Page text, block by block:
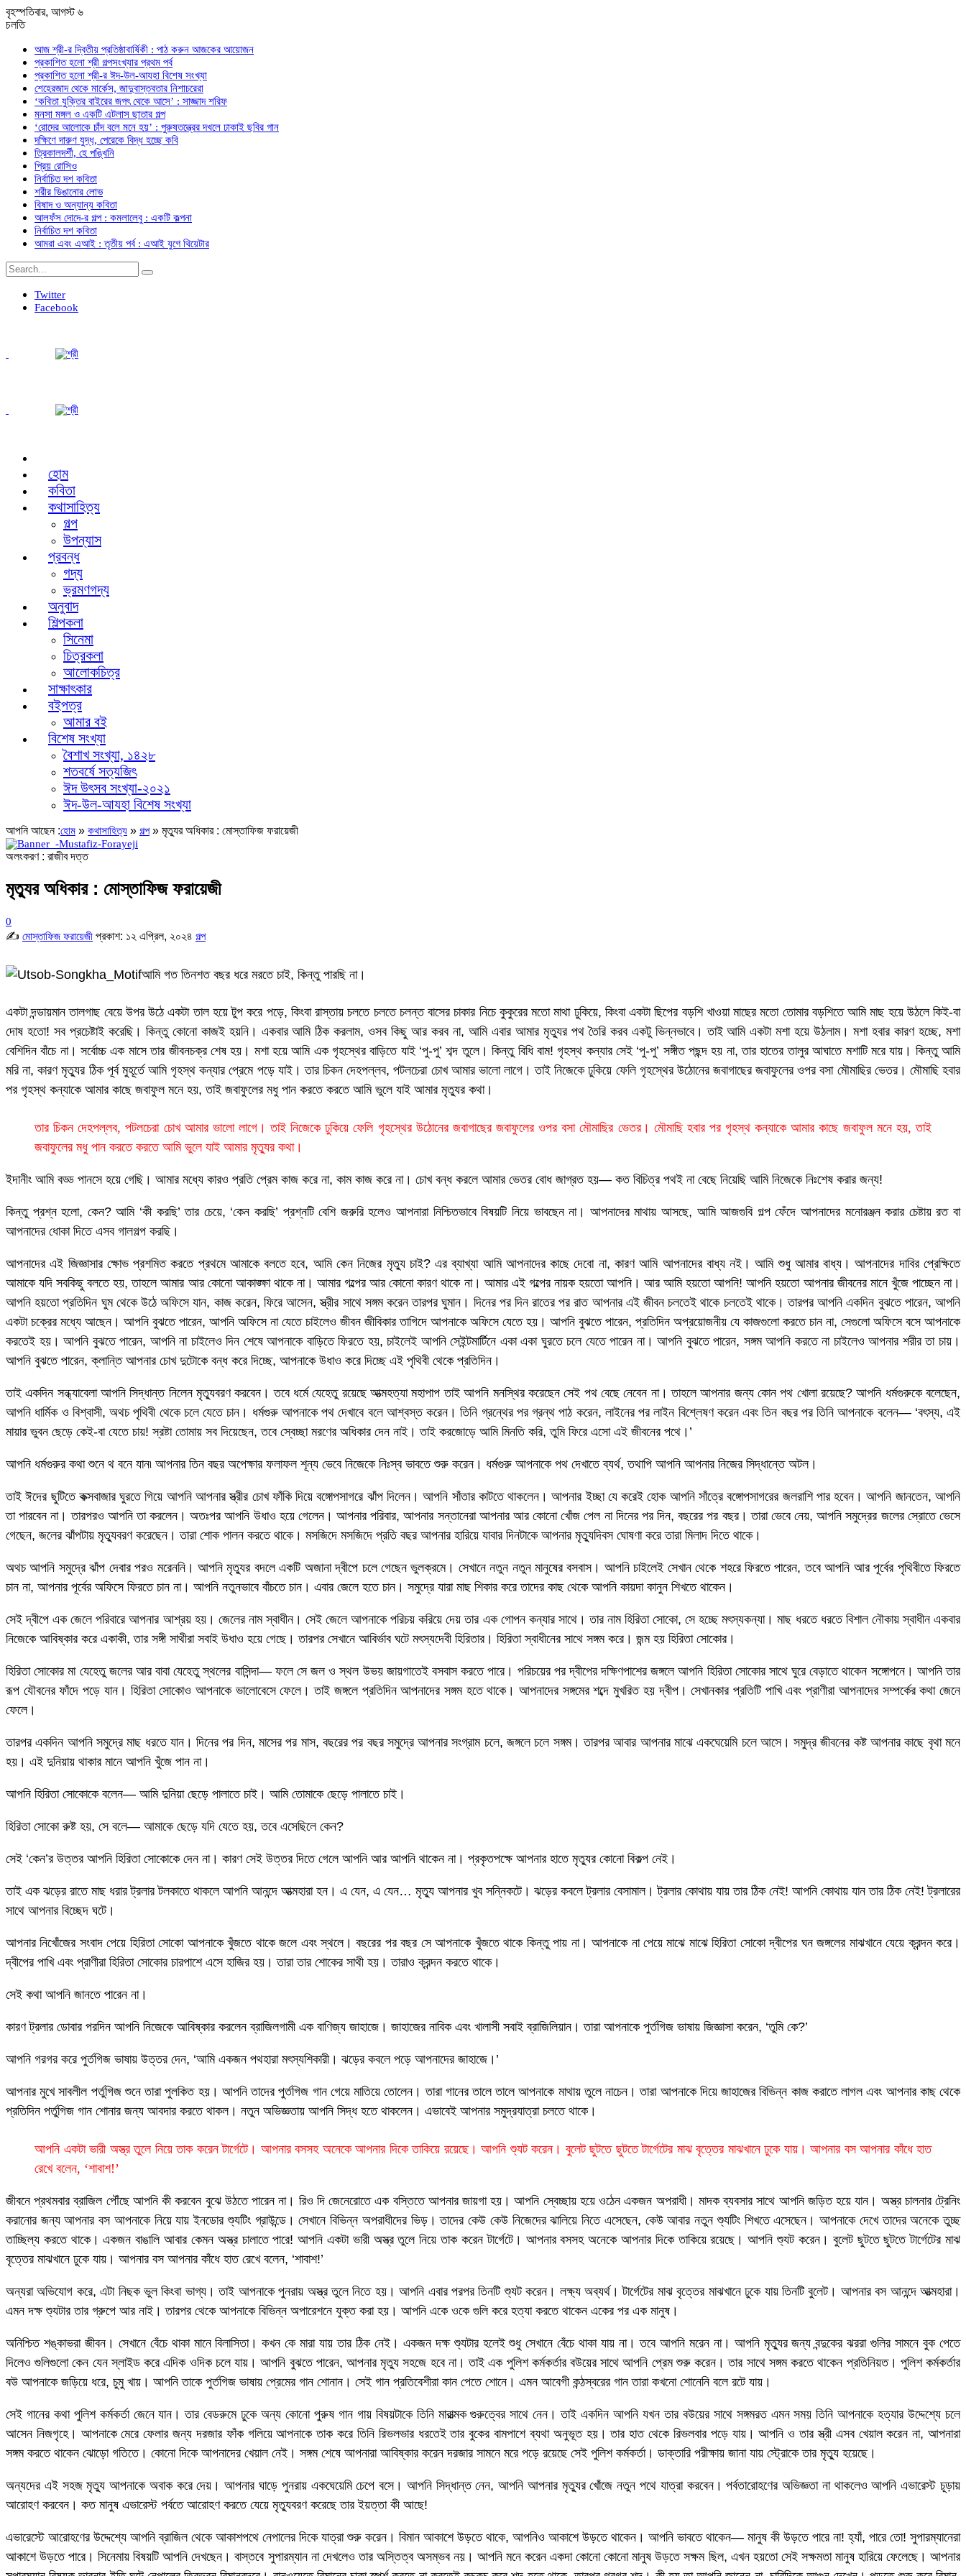
বৃহস্পতিবার, আগস্ট ৬
চলতি
আজ শ্রী-র দ্বিতীয় প্রতিষ্ঠাবার্ষিকী : পাঠ করুন আজকের আয়োজন
প্রকাশিত হলো শ্রী গল্পসংখ্যার প্রথম পর্ব
প্রকাশিত হলো শ্রী-র ঈদ-উল-আযহা বিশেষ সংখ্যা
শেহেরজাদ থেকে মার্কেস, জাদুবাস্তবতার নিশাচরেরা
‘কবিতা যুক্তির বাইরের জগৎ থেকে আসে’ : সাজ্জাদ শরিফ
মনসা মঙ্গল ও একটি এটলাস ছাতার গল্প
‘রোদের আলোকে চাঁদ বলে মনে হয়’ : পুরুষতন্ত্রের দখলে ঢাকাই ছবির গান
দক্ষিণে দারুণ যুদ্ধ, পেরেকে বিদ্ধ হচ্ছে কবি
ত্রিকালদর্শী, হে পঙ্খিনি
প্রিয় রোসিও
নির্বাচিত দশ কবিতা
শরীর ডিঙানোর লোভ
বিষাদ ও অন্যান্য কবিতা
আলফঁস দোদে-র গল্প : কমলালেবু : একটি কল্পনা
নির্বাচিত দশ কবিতা
আমরা এবং এআই : তৃতীয় পর্ব : এআই যুগে থিয়েটার
Twitter
Facebook
হোম
কবিতা
কথাসাহিত্য
গল্প
উপন্যাস
প্রবন্ধ
গদ্য
ভ্রমণগদ্য
অনুবাদ
শিল্পকলা
সিনেমা
চিত্রকলা
আলোকচিত্র
সাক্ষাৎকার
বইপত্র
আমার বই
বিশেষ সংখ্যা
বৈশাখ সংখ্যা, ১৪২৮
শতবর্ষে সত্যজিৎ
ঈদ উৎসব সংখ্যা-২০২১
ঈদ-উল-আযহা বিশেষ সংখ্যা
আপনি আছেন :হোম » কথাসাহিত্য » গল্প » মৃত্যুর অধিকার : মোস্তাফিজ ফরায়েজী
অলংকরণ : রাজীব দত্ত
মৃত্যুর অধিকার : মোস্তাফিজ ফরায়েজী
0
✍ মোস্তাফিজ ফরায়েজী প্রকাশ: ১২ এপ্রিল, ২০২৪ গল্প
আমি গত তিনশত বছর ধরে মরতে চাই, কিন্তু পারছি না।
একটা দন্ডায়মান তালগাছ বেয়ে উপর উঠে একটা তাল হয়ে টুপ করে পড়ে, কিংবা রাস্তায় চলতে চলতে চলন্ত বাসের চাকার নিচে কুকুরের মতো মাথা ঢুকিয়ে, কিংবা একটা ছিপের বড়শি খাওয়া মাছের মতো তোমার বড়শিতে আমি মাছ হয়ে উঠলে কিই-বা
দোষ হতো! সব প্রচেষ্টাই করেছি। কিন্তু কোনো কাজই হয়নি। একবার আমি ঠিক করলাম, ওসব কিছু আর করব না, আমি এবার আমার মৃত্যুর পথ তৈরি করব একটু ভিন্নভাবে। তাই আমি একটা মশা হয়ে উঠলাম। মশা হবার কারণ হচ্ছে, মশা
বেশিদিন বাঁচে না। সর্বোচ্চ এক মাসে তার জীবনচক্র শেষ হয়। মশা হয়ে আমি এক গৃহস্থের বাড়িতে যাই ‘পু-পু’ শব্দ তুলে। কিন্তু বিধি বাম! গৃহস্থ কন্যার সেই ‘পু-পু’ সঙ্গীত পছন্দ হয় না, তার হাতের তালুর আঘাতে মশাটি মরে যায়। কিন্তু আমি
মরি না, কারণ মৃত্যুর ঠিক পূর্ব মুহূর্তে আমি গৃহস্থ কন্যার প্রেমে পড়ে যাই। তার চিকন দেহপল্লব, পটলচেরা চোখ আমার ভালো লাগে। তাই নিজেকে ঢুকিয়ে ফেলি গৃহস্থের উঠোনের জবাগাছের জবাফুলের ওপর বসা মৌমাছির ভেতর। মৌমাছি হবার
পর গৃহস্থ কন্যাকে আমার কাছে জবাফুল মনে হয়, তাই জবাফুলের মধু পান করতে করতে আমি ভুলে যাই আমার মৃত্যুর কথা।
তার চিকন দেহপল্লব, পটলচেরা চোখ আমার ভালো লাগে। তাই নিজেকে ঢুকিয়ে ফেলি গৃহস্থের উঠোনের জবাগাছের জবাফুলের ওপর বসা মৌমাছির ভেতর। মৌমাছি হবার পর গৃহস্থ কন্যাকে আমার কাছে জবাফুল মনে হয়, তাই
জবাফুলের মধু পান করতে করতে আমি ভুলে যাই আমার মৃত্যুর কথা।
ইদানীং আমি বড্ড পানসে হয়ে গেছি। আমার মধ্যে কারও প্রতি প্রেম কাজ করে না, কাম কাজ করে না। চোখ বন্ধ করলে আমার ভেতর বোধ জাগ্রত হয়— কত বিচিত্র পথই না বেছে নিয়েছি আমি নিজেকে নিঃশেষ করার জন্য!
কিন্তু প্রশ্ন হলো, কেন? আমি ‘কী করছি’ তার চেয়ে, ‘কেন করছি’ প্রশ্নটি বেশি জরুরি হলেও আপনারা নিশ্চিতভাবে বিষয়টি নিয়ে ভাবছেন না। আপনাদের মাথায় আসছে, আমি আজগুবি গল্প ফেঁদে আপনাদের মনোরঞ্জন করার চেষ্টায় রত বা
আপনাদের ধোকা দিতে এসব গালগল্প করছি।
আপনাদের এই জিজ্ঞাসার ক্ষোভ প্রশমিত করতে প্রথমে আমাকে বলতে হবে, আমি কেন নিজের মৃত্যু চাই? এর ব্যাখ্যা আমি আপনাদের কাছে দেবো না, কারণ আমি আপনাদের বাধ্য নই। আমি শুধু আমার বাধ্য। আপনাদের দাবির প্রেক্ষিতে
আমাকে যদি সবকিছু বলতে হয়, তাহলে আমার আর কোনো আকাঙ্ক্ষা থাকে না। আমার গল্পের আর কোনো কারণ থাকে না। আমার এই গল্পের নায়ক হয়তো আপনি। আর আমি হয়তো আপনি! আপনি হয়তো আপনার জীবনের মানে খুঁজে পাচ্ছেন না।
আপনি হয়তো প্রতিদিন ঘুম থেকে উঠে অফিসে যান, কাজ করেন, ফিরে আসেন, স্ত্রীর সাথে সঙ্গম করেন তারপর ঘুমান। দিনের পর দিন রাতের পর রাত আপনার এই জীবন চলতেই থাকে চলতেই থাকে। তারপর আপনি একদিন বুঝতে পারেন, আপনি
একটা চক্রের মধ্যে আছেন। আপনি বুঝতে পারেন, আপনি অফিসে না যেতে চাইলেও জীবন জীবিকার তাগিদে আপনাকে অফিসে যেতে হয়। আপনি বুঝতে পারেন, প্রতিদিন অপ্রয়োজনীয় যে কাজগুলো করতে চান না, সেগুলো অফিসে বসে আপনাকে
করতেই হয়। আপনি বুঝতে পারেন, আপনি না চাইলেও দিন শেষে আপনাকে বাড়িতে ফিরতে হয়, চাইলেই আপনি সেইন্টমার্টিনে একা একা ঘুরতে চলে যেতে পারেন না। আপনি বুঝতে পারেন, সঙ্গম আপনি করতে না চাইলেও আপনার শরীর তা চায়।
আপনি বুঝতে পারেন, ক্লান্তি আপনার চোখ দুটোকে বন্ধ করে দিচ্ছে, আপনাকে উধাও করে দিচ্ছে এই পৃথিবী থেকে প্রতিদিন।
তাই একদিন সন্ধ্যাবেলা আপনি সিদ্ধান্ত নিলেন মৃত্যুবরণ করবেন। তবে ধর্মে যেহেতু রয়েছে আত্মহত্যা মহাপাপ তাই আপনি মনস্থির করেছেন সেই পথ বেছে নেবেন না। তাহলে আপনার জন্য কোন পথ খোলা রয়েছে? আপনি ধর্মগুরুকে বলেছেন,
আপনি ধার্মিক ও বিশ্বাসী, অথচ পৃথিবী থেকে চলে যেতে চান। ধর্মগুরু আপনাকে পথ দেখাবে বলে আশ্বস্ত করেন। তিনি গ্রন্থের পর গ্রন্থ পাঠ করেন, লাইনের পর লাইন বিশ্লেষণ করেন এবং তিন বছর পর তিনি আপনাকে বলেন— ‘বৎস্য, এই
মায়ার ভুবন ছেড়ে কেই-বা যেতে চায়! স্রষ্টা তোমায় সব দিয়েছেন, তবে স্বেচ্ছা মরণের অধিকার দেন নাই। তাই করজোড়ে আমি মিনতি করি, তুমি ফিরে এসো এই জীবনের পথে।’
আপনি ধর্মগুরুর কথা শুনে থ বনে যান৷ আপনার তিন বছর অপেক্ষার ফলাফল শূন্য ভেবে নিজেকে নিঃস্ব ভাবতে শুরু করেন। ধর্মগুরু আপনাকে পথ দেখাতে ব্যর্থ, তথাপি আপনি আপনার নিজের সিদ্ধান্তে অটল।
তাই ঈদের ছুটিতে কক্সবাজার ঘুরতে গিয়ে আপনি আপনার স্ত্রীর চোখ ফাঁকি দিয়ে বঙ্গোপসাগরে ঝাঁপ দিলেন। আপনি সাঁতার কাটতে থাকলেন। আপনার ইচ্ছা যে করেই হোক আপনি সাঁত্রে বঙ্গোপসাগরের জলরাশি পার হবেন। আপনি জানতেন, আপনি
তা পারবেন না। তারপরও আপনি তা করলেন। অতঃপর আপনি উধাও হয়ে গেলেন। আপনার পরিবার, আপনার সন্তানেরা আপনার আর কোনো খোঁজ পেল না দিনের পর দিন, বছরের পর বছর। তারা ভেবে নেয়, আপনি সমুদ্রের জলের স্রোতে ভেসে
গেছেন, জলের ঝাঁপটায় মৃত্যুবরণ করেছেন। তারা শোক পালন করতে থাকে। মসজিদে মসজিদে প্রতি বছর আপনার হারিয়ে যাবার দিনটাকে আপনার মৃত্যুদিবস ঘোষণা করে তারা মিলাদ দিতে থাকে।
অথচ আপনি সমুদ্রে ঝাঁপ দেবার পরও মরেননি। আপনি মৃত্যুর বদলে একটি অজানা দ্বীপে চলে গেছেন ভুলক্রমে। সেখানে নতুন নতুন মানুষের বসবাস। আপনি চাইলেই সেখান থেকে শহরে ফিরতে পারেন, তবে আপনি আর পূর্বের পৃথিবীতে ফিরতে
চান না, আপনার পূর্বের অফিসে ফিরতে চান না। আপনি নতুনভাবে বাঁচতে চান। এবার জেলে হতে চান। সমুদ্রে যারা মাছ শিকার করে তাদের কাছ থেকে আপনি কায়দা কানুন শিখতে থাকেন।
সেই দ্বীপে এক জেলে পরিবারে আপনার আশ্রয় হয়। জেলের নাম স্বাধীন। সেই জেলে আপনাকে পরিচয় করিয়ে দেয় তার এক গোপন কন্যার সাথে। তার নাম হিরিতা সোকো, সে হচ্ছে মৎস্যকন্যা। মাছ ধরতে ধরতে বিশাল নৌকায় স্বাধীন একবার
নিজেকে আবিষ্কার করে একাকী, তার সঙ্গী সাথীরা সবাই উধাও হয়ে গেছে। তারপর সেখানে আবির্ভাব ঘটে মৎস্যদেবী হিরিতার। হিরিতা স্বাধীনের সাথে সঙ্গম করে। জন্ম হয় হিরিতা সোকোর।
হিরিতা সোকোর মা যেহেতু জলের আর বাবা যেহেতু স্থলের বাসিন্দা— ফলে সে জল ও স্থল উভয় জায়গাতেই বসবাস করতে পারে। পরিচয়ের পর দ্বীপের দক্ষিণপাশের জঙ্গলে আপনি হিরিতা সোকোর সাথে ঘুরে বেড়াতে থাকেন সঙ্গোপনে। আপনি তার
রূপ যৌবনের ফাঁদে পড়ে যান। হিরিতা সোকোও আপনাকে ভালোবেসে ফেলে। তাই জঙ্গলে প্রতিদিন আপনাদের সঙ্গম হতে থাকে। আপনাদের সঙ্গমের শব্দে মুখরিত হয় দ্বীপ। সেখানকার প্রতিটি পাখি এবং প্রাণীরা আপনাদের সম্পর্কের কথা জেনে
ফেলে।
তারপর একদিন আপনি সমুদ্রে মাছ ধরতে যান। দিনের পর দিন, মাসের পর মাস, বছরের পর বছর সমুদ্রে আপনার সংগ্রাম চলে, জঙ্গলে চলে সঙ্গম। তারপর আবার আপনার মাঝে একঘেয়েমি চলে আসে। সমুদ্র জীবনের কষ্ট আপনার কাছে বৃথা মনে
হয়। এই দুনিয়ায় থাকার মানে আপনি খুঁজে পান না।
আপনি হিরিতা সোকোকে বলেন— আমি দুনিয়া ছেড়ে পালাতে চাই। আমি তোমাকে ছেড়ে পালাতে চাই।
হিরিতা সোকো রুষ্ট হয়, সে বলে— আমাকে ছেড়ে যদি যেতে হয়, তবে এসেছিলে কেন?
সেই ‘কেন’র উত্তর আপনি হিরিতা সোকোকে দেন না। কারণ সেই উত্তর দিতে গেলে আপনি আর আপনি থাকেন না। প্রকৃতপক্ষে আপনার হাতে মৃত্যুর কোনো বিকল্প নেই।
তাই এক ঝড়ের রাতে মাছ ধরার ট্রলার টলকাতে থাকলে আপনি আনন্দে আত্মহারা হন। এ যেন, এ যেন… মৃত্যু আপনার খুব সন্নিকটে। ঝড়ের কবলে ট্রলার বেসামাল। ট্রলার কোথায় যায় তার ঠিক নেই! আপনি কোথায় যান তার ঠিক নেই! ট্রলারের
সাথে আপনার বিচ্ছেদ ঘটে।
আপনার নিখোঁজের সংবাদ পেয়ে হিরিতা সোকো আপনাকে খুঁজতে থাকে জলে এবং স্থলে। বছরের পর বছর সে আপনাকে খুঁজতে থাকে কিন্তু পায় না। আপনাকে না পেয়ে মাঝে মাঝে হিরিতা সোকো দ্বীপের ঘন জঙ্গলের মাঝখানে যেয়ে ক্রন্দন করে।
দ্বীপের পাখি এবং প্রাণীরা হিরিতা সোকোর চারপাশে এসে হাজির হয়। তারা তার শোকের সাথী হয়। তারাও ক্রন্দন করতে থাকে।
সেই কথা আপনি জানতে পারেন না।
কারণ ট্রলার ডোবার পরদিন আপনি নিজেকে আবিষ্কার করলেন ব্রাজিলগামী এক বাণিজ্য জাহাজে। জাহাজের নাবিক এবং খালাসী সবাই ব্রাজিলিয়ান। তারা আপনাকে পুর্তগিজ ভাষায় জিজ্ঞাসা করেন, ‘তুমি কে?’
আপনি গরগর করে পুর্তগিজ ভাষায় উত্তর দেন, ‘আমি একজন পথহারা মৎস্যশিকারী। ঝড়ের কবলে পড়ে আপনাদের জাহাজে।’
আপনার মুখে সাবলীল পর্তুগিজ শুনে তারা পুলকিত হয়। আপনি তাদের পুর্তগিজ গান গেয়ে মাতিয়ে তোলেন। তারা গানের তালে তালে আপনাকে মাথায় তুলে নাচেন। তারা আপনাকে দিয়ে জাহাজের বিভিন্ন কাজ করাতে লাগল এবং আপনার কাছ থেকে
প্রতিদিন পর্তুগিজ গান শোনার জন্য আবদার করতে থাকল। নতুন অভিজ্ঞতায় আপনি সিদ্ধ হতে থাকলেন। এভাবেই আপনার সমুদ্রযাত্রা চলতে থাকে।
আপনি একটা ভারী অস্ত্র তুলে নিয়ে তাক করেন টার্গেটে। আপনার বসসহ অনেকে আপনার দিকে তাকিয়ে রয়েছে। আপনি শ্যুট করেন। বুলেট ছুটতে ছুটতে টার্গেটের মাঝ বৃত্তের মাঝখানে ঢুকে যায়। আপনার বস আপনার কাঁধে হাত
রেখে বলেন, ‘শাবাশ!’
জীবনে প্রথমবার ব্রাজিল পৌঁছে আপনি কী করবেন বুঝে উঠতে পারেন না। রিও দি জেনেরোতে এক বস্তিতে আপনার জায়গা হয়। আপনি স্বেচ্ছায় হয়ে ওঠেন একজন অপরাধী। মাদক ব্যবসার সাথে আপনি জড়িত হয়ে যান। অস্ত্র চালনার ট্রেনিং
করানোর জন্য আপনার বস আপনাকে নিয়ে যায় ইনডোর শ্যুটিং গ্রাউন্ডে। সেখানে বিভিন্ন অপরাধীদের ভিড়। তাদের কেউ কেউ নিজেদের ঝালিয়ে নিতে এসেছেন, কেউ আবার নতুন শ্যুটিং শিখতে এসেছেন। আপনাকে দেখে তাদের অনেকে তুচ্ছ
তাচ্ছিল্য করতে থাকে। একজন বাঙালি আবার কেমন অস্ত্র চালাতে পারে! আপনি একটা ভারী অস্ত্র তুলে নিয়ে তাক করেন টার্গেটে। আপনার বসসহ অনেকে আপনার দিকে তাকিয়ে রয়েছে। আপনি শ্যুট করেন। বুলেট ছুটতে ছুটতে টার্গেটের মাঝ
বৃত্তের মাঝখানে ঢুকে যায়। আপনার বস আপনার কাঁধে হাত রেখে বলেন, ‘শাবাশ!’
অন্যরা অভিযোগ করে, এটা নিছক ভুল কিংবা ভাগ্য। তাই আপনাকে পুনরায় অস্ত্র তুলে নিতে হয়। আপনি এবার পরপর তিনটি শ্যুট করেন। লক্ষ্য অব্যর্থ। টার্গেটের মাঝ বৃত্তের মাঝখানে ঢুকে যায় তিনটি বুলেট। আপনার বস আনন্দে আত্মহারা।
এমন দক্ষ শ্যুটার তার গ্রুপে আর নাই। তারপর থেকে আপনাকে বিভিন্ন অপারেশনে যুক্ত করা হয়। আপনি একে ওকে গুলি করে হত্যা করতে থাকেন একের পর এক মানুষ।
অনিশ্চিত শঙ্কাভরা জীবন। সেখানে বেঁচে থাকা মানে বিলাসিতা। কখন কে মারা যায় তার ঠিক নেই। একজন দক্ষ শ্যুটার হলেই শুধু সেখানে বেঁচে থাকা যায় না। তবে আপনি মরেন না। আপনি মৃত্যুর জন্য বন্দুকের ঝররা গুলির সামনে বুক পেতে
দিলেও গুলিগুলো কেন যেন স্লাইড করে এদিক ওদিক চলে যায়। আপনি বুঝতে পারেন, আপনার মৃত্যু সহজে হবে না। তাই এক পুলিশ কর্মকর্তার বউয়ের সাথে আপনি প্রেম শুরু করেন। তার সাথে সঙ্গম করতে থাকেন প্রতিনিয়ত। পুলিশ কর্মকর্তার
বউ আপনাকে জড়িয়ে ধরে, চুমু খায়। আপনি তাকে পুর্তগিজ ভাষায় প্রেমের গান শোনান। সেই গান প্রতিবেশীরা কান পেতে শোনে। এমন আবেগী কন্ঠস্বরের গান তারা কখনো শোনেনি বলে রটে যায়।
সেই গানের কথা পুলিশ কর্মকর্তা জেনে যান। তার বেডরুমে ঢুকে অন্য কোনো পুরুষ গান গায় বিষয়টাকে তিনি মারাত্মক গুরুত্বের সাথে নেন। তাই একদিন আপনি যখন তার বউয়ের সাথে সঙ্গমরত এমন সময় তিনি আপনাকে হত্যার উদ্দেশ্যে চলে
আসেন নিজগৃহে। আপনাকে মেরে ফেলার জন্য দরজার ফাঁক গলিয়ে আপনাকে তাক করে তিনি রিভলভার ধরতেই তার বুকের বামপাশে ব্যথা অনুভূত হয়। তার হাত থেকে রিভলবার পড়ে যায়। আপনি ও তার স্ত্রী এসব খেয়াল করেন না, আপনারা
সঙ্গম করতে থাকেন ঝোড়ো গতিতে। কোনো দিকে আপনাদের খেয়াল নেই। সঙ্গম শেষে আপনারা আবিষ্কার করেন দরজার সামনে মরে পড়ে রয়েছে সেই পুলিশ কর্মকর্তা। ডাক্তারি পরীক্ষায় জানা যায় স্ট্রোকে তার মৃত্যু হয়েছে।
অন্যদের এই সহজ মৃত্যু আপনাকে অবাক করে দেয়। আপনার ঘাড়ে পুনরায় একঘেয়েমি চেপে বসে। আপনি সিদ্ধান্ত নেন, আপনি আপনার মৃত্যুর খোঁজে নতুন পথে যাত্রা করবেন। পর্বতারোহণের অভিজ্ঞতা না থাকলেও আপনি এভারেস্ট চূড়ায়
আরোহণ করবেন। কত মানুষ এভারেস্ট পর্বতে আরোহণ করতে যেয়ে মৃত্যুবরণ করেছে তার ইয়ত্তা কী আছে!
এভারেস্টে আরোহণের উদ্দেশ্যে আপনি ব্রাজিল থেকে আকাশপথে নেপালের দিকে যাত্রা শুরু করেন। বিমান আকাশে উড়তে থাকে, আপনিও আকাশে উড়তে থাকেন। আপনি ভাবতে থাকেন— মানুষ কী উড়তে পারে না! হ্যাঁ, পারে তো! সুপারম্যানেরা
আকাশে উড়তে পারে। সিনেমায় বিষয়টি আপনি দেখছেন। বাস্তবে সুপারম্যান না দেখলেও তার অস্তিত্ব অসম্ভব নয়। আপনি মনে করেন একদা কোনো কোনো মানুষ উড়তে সক্ষম ছিল, এখন হয়তো সেই সক্ষমতা মানুষ হারিয়ে ফেলেছে। আপনার